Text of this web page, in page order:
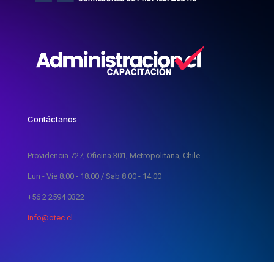
Contáctanos
Providencia 727, Oficina 301, Metropolitana, Chile
Lun - Vie 8:00 - 18:00 / Sab 8:00 - 14:00
+56 2 2594 0322
info@otec.cl